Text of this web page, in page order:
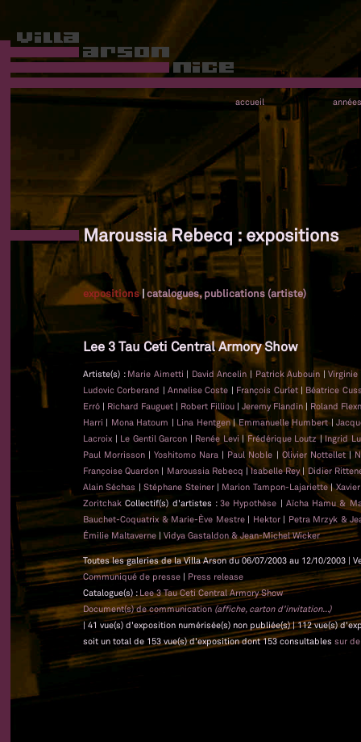
accueil années
Maroussia Rebecq : expositions
expositions|catalogues, publications (artiste)
Lee 3 Tau Ceti Central Armory Show
Artiste(s) : Marie Aimetti | David Ancelin | Patrick Aubouin |
Ludovic Corberand |Annelise Coste | François Curlet | Béatrice
Erró | Richard Fauguet | Robert Filliou |Jeremy Flandin | Roland
Harri | Mona Hatoum | Lina Hentgen|Emmanuelle Humbert|
Lacroix | Le Gentil Garcon | Renée Levi| Frédérique Loutz|Ingrid
Paul Morrisson |Yoshitomo Nara | Paul Noble | Olivier Nottellet|
Françoise Quardon | Maroussia Rebecq |Isabelle Rey| Didier
Alain Séchas |Stéphane Steiner | Marion Tampon-Lajariette|
ZoritchakCollectif(s) d'artistes :3e Hypothèse | Aïcha Hamu &
Bauchet-Coquatrix & Marie-Ève Mestre | Hektor | Petra Mrzyk &
Émilie Maltaverne | Vidya Gastaldon & Jean-Michel Wicker
Toutes les galeries de la Villa Arson du 06/07/2003 au 12/10/2003 |
Communiqué de presse | Press release
Catalogue(s) :Lee 3 Tau Ceti Central Armory Show
Document(s) de communication (affiche, carton d'invitation...)
| 41 vue(s) d'exposition numérisée(s) non publiée(s) | 112 vue(s)
soit un total de 153 vue(s) d'exposition dont 153 consultables sur